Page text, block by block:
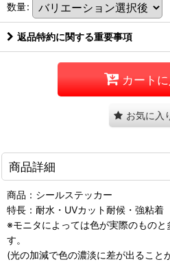
数量:
返品特約に関する重要事項
カート
お気に入
商品詳細
商品：シールステッカー
特長：耐水・UVカット耐候・強粘着
※モニタによっては色が実際のものと
す。
(光の加減で色の濃淡に差が出ること